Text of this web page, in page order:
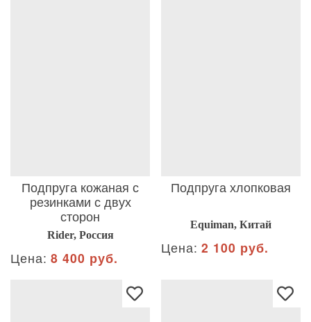
Подпруга кожаная с
резинками с двух
сторон
Rider, Россия
Цена: 8 400 руб.
Подпруга хлопковая
Equiman, Китай
Цена: 2 100 руб.